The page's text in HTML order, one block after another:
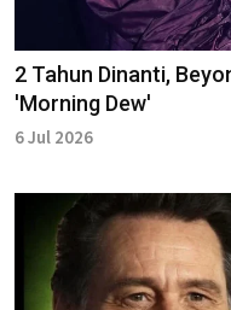
2 Tahun Dinanti,
'Morning Dew'
6 Jul 2026